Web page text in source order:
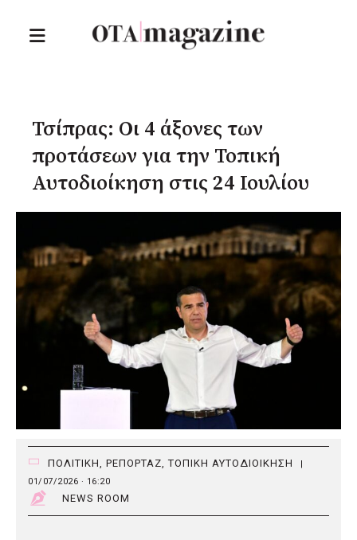
Τσίπρας: Οι 4 άξονες των
προτάσεων για την Τοπική
Αυτοδιοίκηση στις 24 Ιουλίου
ΠΟΛΙΤΙΚΗ ΡΕΠΟΡΤΑΖ ,ΤΟΠΙΚΗ ΑΥΤΟΔΙΟΙΚΗΣΗ
|
01/07/2026 · 16:20
NEWS ROOM